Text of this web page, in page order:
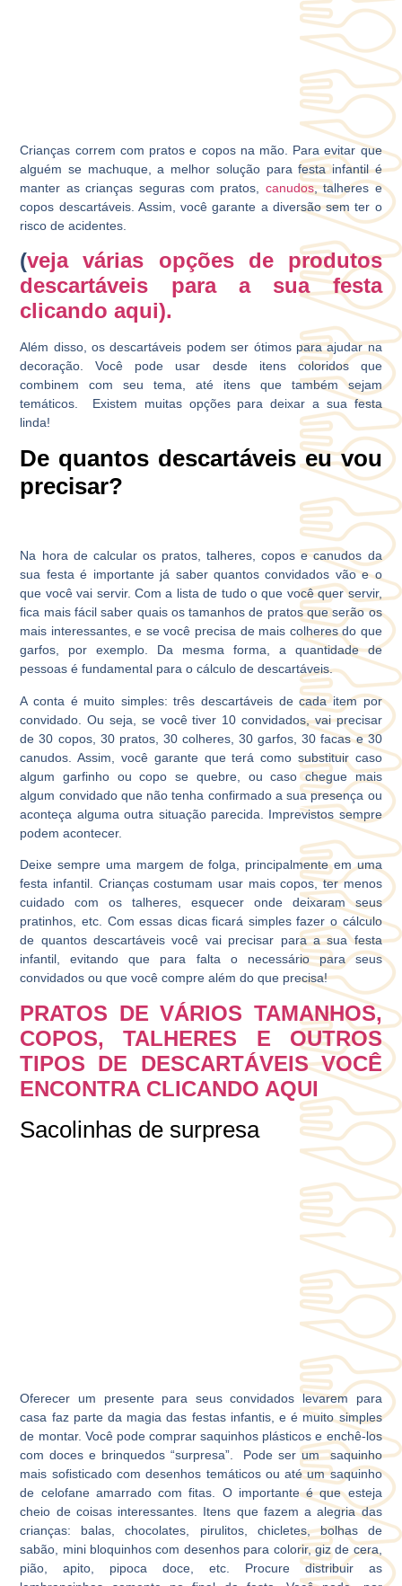
Crianças correm com pratos e copos na mão. Para evitar que
alguém se machuque, a melhor solução para festa infantil é
manter as crianças seguras com pratos, canudos, talheres e
copos descartáveis. Assim, você garante a diversão sem ter o
risco de acidentes.
(veja várias opções de produtos
descartáveis para a sua festa
clicando aqui).
Além disso, os descartáveis podem ser ótimos para ajudar na
decoração. Você pode usar desde itens coloridos que
combinem com seu tema, até itens que também sejam
temáticos. Existem muitas opções para deixar a sua festa
linda!
De quantos descartáveis eu vou
precisar?
Na hora de calcular os pratos, talheres, copos e canudos da
sua festa é importante já saber quantos convidados vão e o
que você vai servir. Com a lista de tudo o que você quer servir,
fica mais fácil saber quais os tamanhos de pratos que serão os
mais interessantes, e se você precisa de mais colheres do que
garfos, por exemplo. Da mesma forma, a quantidade de
pessoas é fundamental para o cálculo de descartáveis.
A conta é muito simples: três descartáveis de cada item por
convidado. Ou seja, se você tiver 10 convidados, vai precisar
de 30 copos, 30 pratos, 30 colheres, 30 garfos, 30 facas e 30
canudos. Assim, você garante que terá como substituir caso
algum garfinho ou copo se quebre, ou caso chegue mais
algum convidado que não tenha confirmado a sua presença ou
aconteça alguma outra situação parecida. Imprevistos sempre
podem acontecer.
Deixe sempre uma margem de folga, principalmente em uma
festa infantil. Crianças costumam usar mais copos, ter menos
cuidado com os talheres, esquecer onde deixaram seus
pratinhos, etc. Com essas dicas ficará simples fazer o cálculo
de quantos descartáveis você vai precisar para a sua festa
infantil, evitando que para falta o necessário para seus
convidados ou que você compre além do que precisa!
PRATOS DE VÁRIOS TAMANHOS,
COPOS, TALHERES E OUTROS
TIPOS DE DESCARTÁVEIS VOCÊ
ENCONTRA CLICANDO AQUI
Sacolinhas de surpresa
Oferecer um presente para seus convidados levarem para
casa faz parte da magia das festas infantis, e é muito simples
de montar. Você pode comprar saquinhos plásticos e enchê-los
com doces e brinquedos “surpresa”. Pode ser um saquinho
mais sofisticado com desenhos temáticos ou até um saquinho
de celofane amarrado com fitas. O importante é que esteja
cheio de coisas interessantes. Itens que fazem a alegria das
crianças: balas, chocolates, pirulitos, chicletes, bolhas de
sabão, mini bloquinhos com desenhos para colorir, giz de cera,
pião, apito, pipoca doce, etc. Procure distribuir as